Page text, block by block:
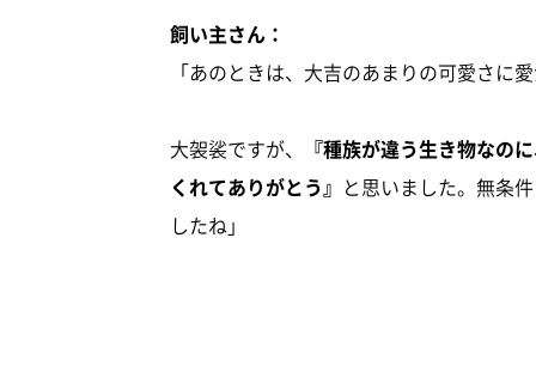
飼い主さん：
「あのときは、大吉のあまりの可愛さに
大袈裟ですが、
『種族が違う生き物なの
くれてありがとう』 と思いました。無条
したね」